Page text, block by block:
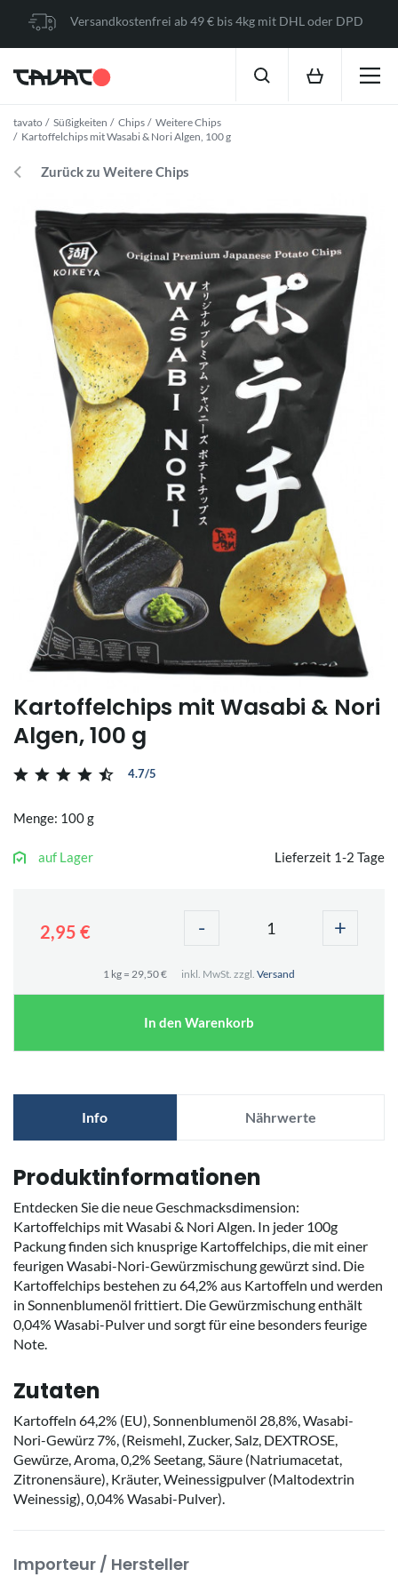
Versandkostenfrei ab 49 € bis 4kg mit DHL oder DPD
tavato Süßigkeiten Chips
Weitere Chips
Kartoffelchips mit Wasabi & Nori Algen, 100 g
Zurück zu Weitere Chips
Kartoffelchips mit Wasabi & Nori
Algen, 100 g
4.7/5
Menge: 100 g
auf Lager Lieferzeit 1-2 Tage
2,95 € - +
1 kg = 29,50 € inkl. MwSt. zzgl. Versand
In den Warenkorb
Info Nährwerte
Produktinformationen
Entdecken Sie die neue Geschmacksdimension:
Kartoffelchips mit Wasabi & Nori Algen. In jeder 100g
Packung finden sich knusprige Kartoffelchips, die mit einer
feurigen Wasabi-Nori-Gewürzmischung gewürzt sind. Die
Kartoffelchips bestehen zu 64,2% aus Kartoffeln und werden
in Sonnenblumenöl frittiert. Die Gewürzmischung enthält
0,04% Wasabi-Pulver und sorgt für eine besonders feurige
Note.
Zutaten
Kartoffeln 64,2% (EU), Sonnenblumenöl 28,8%, Wasabi-
Nori-Gewürz 7%, (Reismehl, Zucker, Salz, DEXTROSE,
Gewürze, Aroma, 0,2% Seetang, Säure (Natriumacetat,
Zitronensäure), Kräuter, Weinessigpulver (Maltodextrin
Weinessig), 0,04% Wasabi-Pulver).
Importeur / Hersteller